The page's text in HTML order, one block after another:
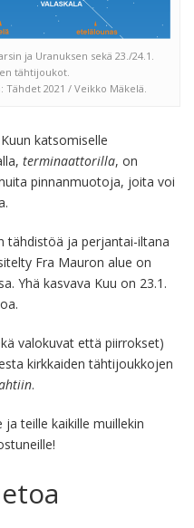
ja Uranuksen sekä 23./24.1.
tähtijoukot.
2021 / Veikko Mäkelä.
katsomiselle
terminaattorilla, on
pinnanmuotoja, joita voi
tähdistöä ja perjantai-iltana
Fra Mauron alue on
Yhä kasvava Kuu on 23.1.
valokuvat että piirrokset)
kirkkaiden tähtijoukkojen
.
teille kaikille muillekin